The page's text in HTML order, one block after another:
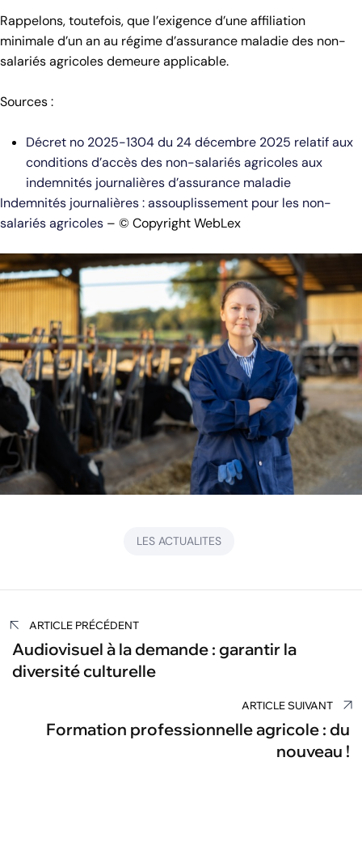
Rappelons, toutefois, que l’exigence d’une affiliation
minimale d’un an au régime d’assurance maladie des non-
salariés agricoles demeure applicable.
Sources :
Décret no 2025-1304 du 24 décembre 2025 relatif aux
conditions d’accès des non-salariés agricoles aux
indemnités journalières d’assurance maladie
Indemnités journalières : assouplissement pour les non-
salariés agricoles – © Copyright WebLex
LES ACTUALITES
Navigation
de
l’article
ARTICLE PRÉCÉDENT
Audiovisuel à la demande : garantir la
diversité culturelle
ARTICLE SUIVANT
Formation professionnelle agricole : du
nouveau !